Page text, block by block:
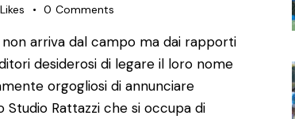
Likes 0 Comments
non arriva dal campo ma dai rapporti
desiderosi di legare il loro nome
orgogliosi di annunciare
Studio Rattazzi che si occupa di